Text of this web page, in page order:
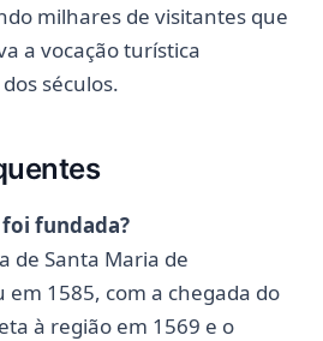
milhares de visitantes que
a vocação turística
séculos.
fundada?
de Santa Maria de
1585, com a chegada do
à região em 1569 e o